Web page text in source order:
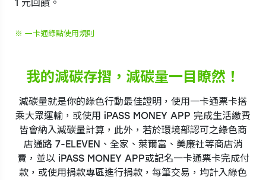
1 元回饋。
※ 一卡通綠點使用規則
我的減碳存摺，減碳量一目瞭然！
減碳量就是你的綠色行動最佳證明，使用一卡通票卡搭
乘大眾運輸，或使用 iPASS MONEY APP 完成生活繳費
皆會納入減碳量計算，此外，若於環境部認可之綠色商
店通路 7-ELEVEN、全家、萊爾富、美廉社等商店消
費，並以 iPASS MONEY APP或記名一卡通票卡完成付
款，或使用捐款專區進行捐款，每筆交易，均計入綠色